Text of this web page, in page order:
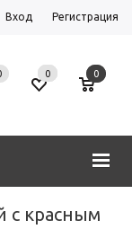
Вход Регистрация
0 0
с красным